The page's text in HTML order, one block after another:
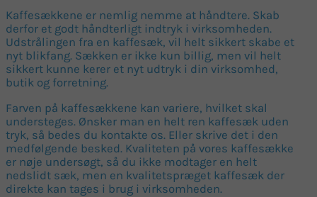
Kaffesækkene er nemlig nemme at håndtere. Skab
derfor et godt håndterligt indtryk i virksomheden.
Udstrålingen fra en kaffesæk, vil helt sikkert skabe et
nyt blikfang. Sækken er ikke kun billig, men vil helt
sikkert kunne kerer et nyt udtryk i din virksomhed,
butik og forretning.
Farven på kaffesækkene kan variere, hvilket skal
understeges. Ønsker man en helt ren kaffesæk uden
tryk, så bedes du kontakte os. Eller skrive det i den
medfølgende besked. Kvaliteten på vores kaffesække
er nøje undersøgt, så du ikke modtager en helt
nedslidt sæk, men en kvalitetspræget kaffesæk der
direkte kan tages i brug i virksomheden.